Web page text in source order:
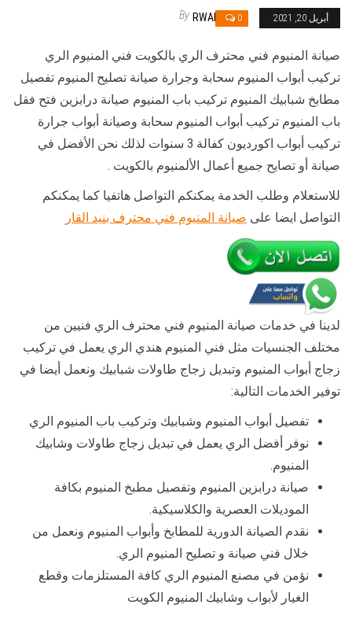
أبريل 20, 2021 0
By RWAN
صيانة المنيوم فني محترف الري بالكويت فني المنيوم الري
تركيب أبواب المنيوم سحابة وجرارة صيانة تصليح المنيوم تفصيل
مطابخ شبابيك المنيوم تركيب باب المنيوم صيانة درابزين فتح فقل
باب المنيوم تركيب أبواب المنيوم سحابة وصيانة أبواب جرارة
تركيب أبواب اكورديون كفالة 3 سنوات لذلك نحن الأفضل في
صيانة أو تصايح جميع أعمال الألمنيوم بالكويت .
للاستعلام وطلب الخدمة يمكنكم التواصل هاتفيا كما يمكنكم
التواصل ايضا على صيانة المنيوم فني محترف بنيد القار
لدينا في خدمات صيانة المنيوم فني محترف الري فنيين من
مختلف الجنسيات مثل فني المنيوم هندي الري يعمل في تركيب
زجاج أبواب المنيوم وتبديل زجاج طاولات شبابيك ونعمل أيضا في
توفير الخدمات التالية:
تفصيل أبواب المنيوم وشبابيك وتركيب باب المنيوم الري
نوفر أفضل الري يعمل في تبديل زجاج طاولات وشابيك
المنيوم.
صيانة درابزين المنيوم وتفصيل مطبخ المنيوم بكافة
الموديلات العصرية والكلاسيكية.
نقدم الصيانة الدورية للمطابخ وأبواب المنيوم ونعمل من
خلال فني صيانة و تصليح المنيوم الري.
نؤمن في مصنع المنيوم الري كافة المستلزمات وقطع
الغيار لأبواب وشابيك المنيوم الكويت